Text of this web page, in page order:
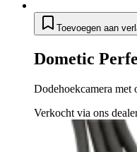
Toevoegen aan
Dometic
Dodehoekcamera met
Verkocht via ons